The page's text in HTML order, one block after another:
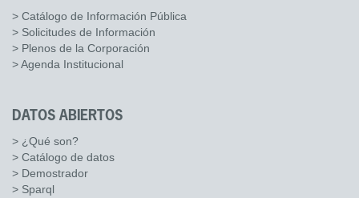
> Catálogo de Información Pública
> Solicitudes de Información
> Plenos de la Corporación
> Agenda Institucional
DATOS ABIERTOS
> ¿Qué son?
> Catálogo de datos
> Demostrador
> Sparql